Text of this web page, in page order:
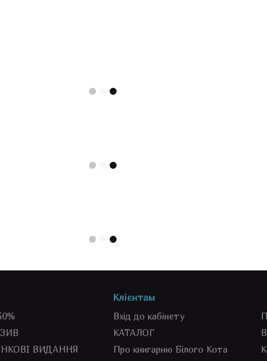
ВИДАННЯ
Клієнтам
Вхід до кабінету
КАТАЛОГ
Про книгарню Білого Кота